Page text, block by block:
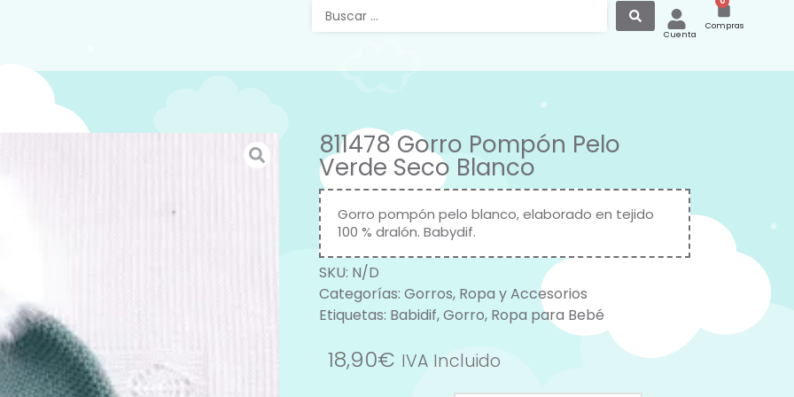
Cuenta
Compras
811478 Gorro Pompón Pelo
Verde Seco Blanco
Gorro pompón pelo blanco, elaborado en tejido
100 % dralón. Babydif.
SKU: N/D
Categorías: Gorros, Ropa y Accesorios
Etiquetas: Babidif,Gorro, Ropa para Bebé
18,90€ IVA Incluido